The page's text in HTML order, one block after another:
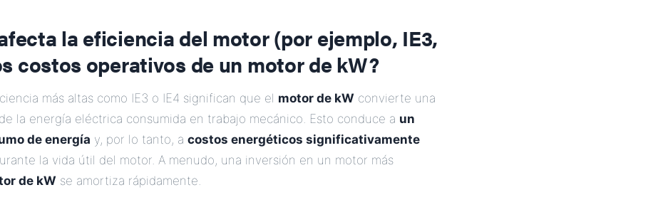
la eficiencia del motor (por ejemplo, IE3,
costos operativos de un motor de kW?
más altas como IE3 o IE4 significan que el motor de kW convierte una
la energía eléctrica consumida en trabajo mecánico. Esto conduce a un
de energía y, por lo tanto, a costos energéticos significativamente
la vida útil del motor. A menudo, una inversión en un motor más
de kW se amortiza rápidamente.